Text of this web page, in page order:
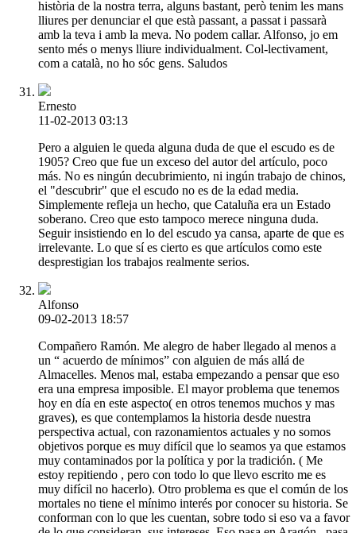
història de la nostra terra, alguns bastant, però tenim les mans
lliures per denunciar el que està passant, a passat i passarà
amb la teva i amb la meva. No podem callar. Alfonso, jo em
sento més o menys lliure individualment. Col-lectivament,
com a català, no ho sóc gens. Saludos
Ernesto
11-02-2013 03:13
Pero a alguien le queda alguna duda de que el escudo es de
1905? Creo que fue un exceso del autor del artículo, poco
más. No es ningún decubrimiento, ni ingún trabajo de chinos,
el "descubrir" que el escudo no es de la edad media.
Simplemente refleja un hecho, que Cataluña era un Estado
soberano. Creo que esto tampoco merece ninguna duda.
Seguir insistiendo en lo del escudo ya cansa, aparte de que es
irrelevante. Lo que sí es cierto es que artículos como este
desprestigian los trabajos realmente serios.
Alfonso
09-02-2013 18:57
Compañero Ramón. Me alegro de haber llegado al menos a
un “ acuerdo de mínimos” con alguien de más allá de
Almacelles. Menos mal, estaba empezando a pensar que eso
era una empresa imposible. El mayor problema que tenemos
hoy en día en este aspecto( en otros tenemos muchos y mas
graves), es que contemplamos la historia desde nuestra
perspectiva actual, con razonamientos actuales y no somos
objetivos porque es muy difícil que lo seamos ya que estamos
muy contaminados por la política y por la tradición. ( Me
estoy repitiendo , pero con todo lo que llevo escrito me es
muy difícil no hacerlo). Otro problema es que el común de los
mortales no tiene el mínimo interés por conocer su historia. Se
conforman con lo que les cuentan, sobre todo si eso va a favor